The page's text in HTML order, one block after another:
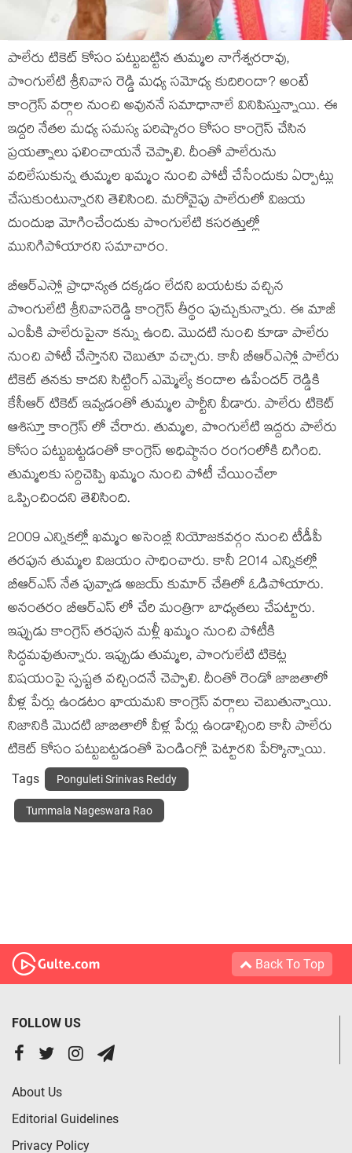
పాలేరు టికెట్ కోసం పట్టుబట్టిన తుమ్మల నాగేశ్వరరావు,
పొంగులేటి శ్రీనివాస రెడ్డి మధ్య సమోధ్య కుదిరిందా? అంటే
కాంగ్రెస్ వర్గాల నుంచి అవుననే సమాధానాలే వినిపిస్తున్నాయి. ఈ
ఇద్దరి నేతల మధ్య సమస్య పరిష్కారం కోసం కాంగ్రెస్ చేసిన
ప్రయత్నాలు ఫలించాయనే చెప్పాలి. దీంతో పాలేరును
వదిలేసుకున్న తుమ్మల ఖమ్మం నుంచి పోటీ చేసేందుకు ఏర్పాట్లు
చేసుకుంటున్నారని తెలిసింది. మరోవైపు పాలేరులో విజయ
దుందుభి మోగించేందుకు పొంగులేటి కసరత్తుల్లో
మునిగిపోయారని సమాచారం.
బీఆర్ఎస్లో ప్రాధాన్యత దక్కడం లేదని బయటకు వచ్చిన
పొంగులేటి శ్రీనివాసరెడ్డి కాంగ్రెస్ తీర్థం పుచ్చుకున్నారు. ఈ మాజీ
ఎంపీకి పాలేరుపైనా కన్ను ఉంది. మొదటి నుంచి కూడా పాలేరు
నుంచి పోటీ చేస్తానని చెబుతూ వచ్చారు. కానీ బీఆర్ఎస్లో పాలేరు
టికెట్ తనకు కాదని సిట్టింగ్ ఎమ్మెల్యే కందాల ఉపేందర్ రెడ్డికి
కేసీఆర్ టికెట్ ఇవ్వడంతో తుమ్మల పార్టీని వీడారు. పాలేరు టికెట్
ఆశిస్తూ కాంగ్రెస్ లో చేరారు. తుమ్మల, పొంగులేటి ఇద్దరు పాలేరు
కోసం పట్టుబట్టడంతో కాంగ్రెస్ అధిష్ఠానం రంగంలోకి దిగింది.
తుమ్మలకు సర్దిచెప్పి ఖమ్మం నుంచి పోటీ చేయించేలా
ఒప్పించిందని తెలిసింది.
2009 ఎన్నికల్లో ఖమ్మం అసెంబ్లీ నియోజకవర్గం నుంచి టీడీపీ
తరపున తుమ్మల విజయం సాధించారు. కానీ 2014 ఎన్నికల్లో
బీఆర్ఎస్ నేత పువ్వాడ అజయ్ కుమార్ చేతిలో ఓడిపోయారు.
అనంతరం బీఆర్ఎస్ లో చేరి మంత్రిగా బాధ్యతలు చేపట్టారు.
ఇప్పుడు కాంగ్రెస్ తరపున మళ్లీ ఖమ్మం నుంచి పోటీకి
సిద్ధమవుతున్నారు. ఇప్పుడు తుమ్మల, పొంగులేటి టికెట్ల
విషయంపై స్పష్టత వచ్చిందనే చెప్పాలి. దీంతో రెండో జాబితాలో
వీళ్ల పేర్లు ఉండటం ఖాయమని కాంగ్రెస్ వర్గాలు చెబుతున్నాయి.
నిజానికి మొదటి జాబితాలో వీళ్ల పేర్లు ఉండాల్సింది కానీ పాలేరు
టికెట్ కోసం పట్టుబట్టడంతో పెండింగ్లో పెట్టారని పేర్కొన్నాయి.
Tags Ponguleti Srinivas Reddy
Tummala Nageswara Rao
Back To Top
FOLLOW US
About Us
Editorial Guidelines
Privacy Policy